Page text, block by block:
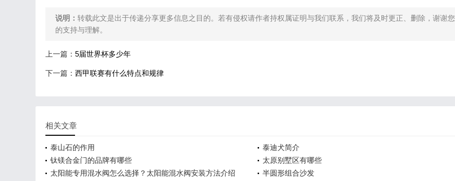
说明： 转载此文是出于传递分享更多信息之目的。若有侵权请作者持权属证明与我们联系，我们将及时更正、删除，谢谢您
的支持与理解。
上一篇： 5届世界杯多少年
下一篇： 西甲联赛有什么特点和规律
相关文章
泰山石的作用
泰迪犬简介
钛镁合金门的品牌有哪些
太原别墅区有哪些
太阳能专用混水阀怎么选择？太阳能混水阀安装方法介绍
半圆形组合沙发